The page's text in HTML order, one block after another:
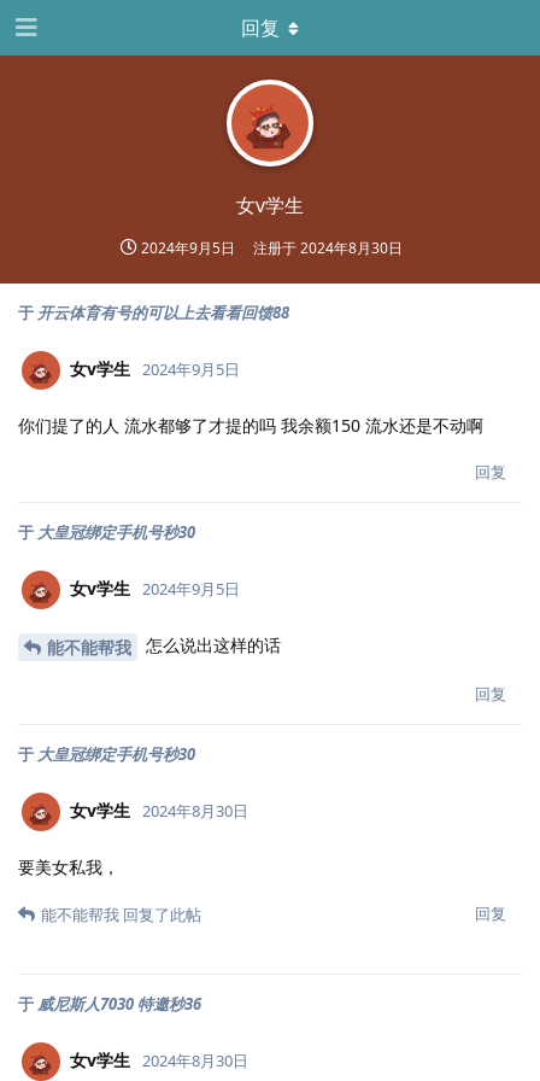
女v学生
2024年9月5日 注册于2024年8月30日
回复
于 开云体育有号的可以上去看看回馈88
女v学生 2024年9月5日
你们提了的人 流水都够了才提的吗 我余额150 流水还是不动啊
回复
于 大皇冠绑定手机号秒30
女v学生 2024年9月5日
能不能帮我 怎么说出这样的话
回复
于 大皇冠绑定手机号秒30
女v学生 2024年8月30日
要美女私我，
回复
能不能帮我 回复了此帖
于威尼斯人7030 特邀秒36
女v学生 2024年8月30日